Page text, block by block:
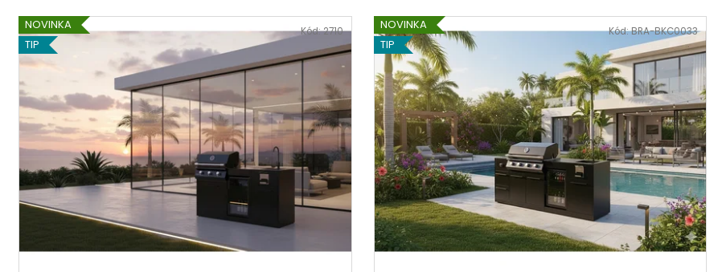
r
o
d
u
k
t
ů
V
ý
p
i
s
p
r
d
u
NOVINKA
TIP
Kód:2710
NOVINKA
TIP
Kód:BRA-BKC0033